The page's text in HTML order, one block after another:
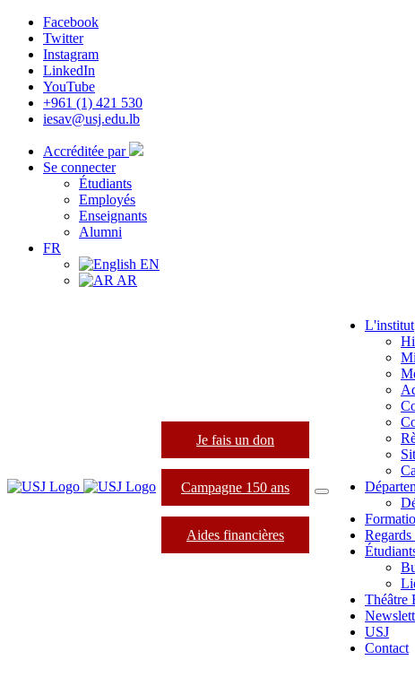
Facebook
Twitter
Instagram
LinkedIn
YouTube
+961 (1) 421 530
iesav@usj.edu.lb
Accréditée par
Se connecter
Étudiants
Employés
Enseignants
Alumni
FR
EN
AR
Je fais un don
Campagne 150 ans
Aides financières
L'institut
Regards
Théâtre
USJ
Contact